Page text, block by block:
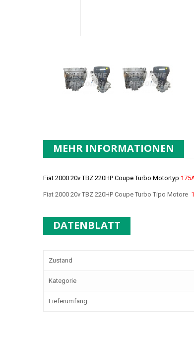
MEHR INFORMATIONEN
Fiat 2000 20v TBZ 220HP Coupe Turbo Motortyp
Fiat 2000 20v TBZ 220HP Coupe Turbo Tipo Motore
DATENBLATT
Zustand
Kategorie
Lieferumfang